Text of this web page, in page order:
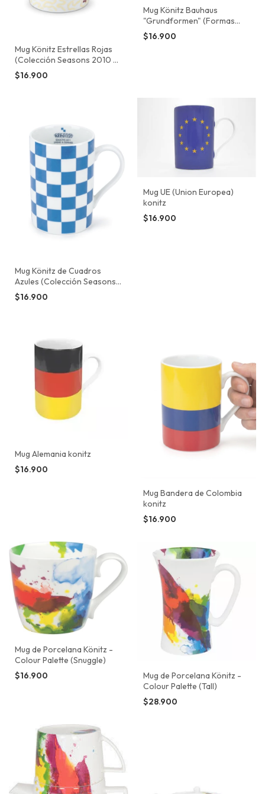
Mug Könitz Estrellas Rojas
(Colección Seasons 2010 -
Winter)
$16.900
Mug Könitz Bauhaus
"Grundformen" (Formas
Básicas) por Typoly.
$16.900
Mug Könitz de Cuadros
Azules (Colección Seasons
2011 - Spring & Summer)
$16.900
Mug UE (Union Europea)
konitz
$16.900
Mug Alemania konitz
$16.900
Mug Bandera de Colombia
konitz
$16.900
Mug de Porcelana Könitz -
Colour Palette (Snuggle)
$16.900
Mug de Porcelana Könitz -
Colour Palette (Tall)
$28.900